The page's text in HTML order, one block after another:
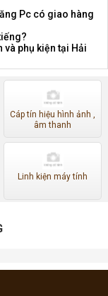
Pc có giao hàng
và phụ kiện tại Hải
Cáp tín hiệu hình ảnh ,
âm thanh
Linh kiện máy tính